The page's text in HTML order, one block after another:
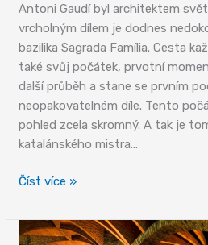
Antoni Gaudí byl architektem
vrcholným dílem je dodnes
bazilika Sagrada Família. Cesta
také svůj počátek, prvotní
další průběh a stane se prvním
neopakovatelném díle. Tento
pohled zcela skromný. A tak je
katalánského mistra…
Gaudího
plavba
Číst více »